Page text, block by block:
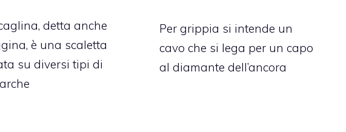
detta anche
è una scaletta
su diversi tipi di
Per grippia si intende un
cavo che si lega per un capo
al diamante dell’ancora